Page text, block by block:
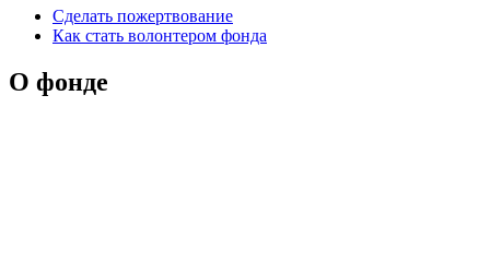
Сделать пожертвование
Как стать волонтером фонда
О фонде